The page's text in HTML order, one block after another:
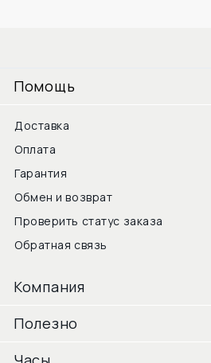
Помощь
Доставка
Оплата
Гарантия
Обмен и возврат
Проверить статус заказа
Обратная связь
Компания
Полезно